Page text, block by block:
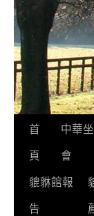
首
頁
中華
會
貔貅館報
告